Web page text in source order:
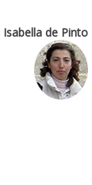
Isabella de Pinto